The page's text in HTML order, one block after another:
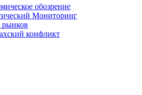
обозрение
Мониторинг
рынков
конфликт